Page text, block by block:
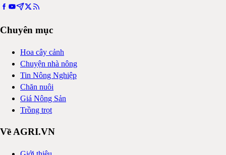
Chuyên mục
Hoa cây cảnh
Chuyện nhà nông
Tin Nông Nghiệp
Chăn nuôi
Giá Nông Sản
Trồng trọt
Về AGRI.VN